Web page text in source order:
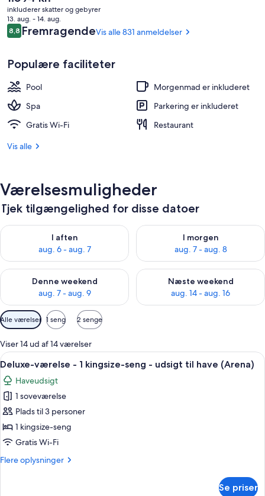
nuværende
pris
er
1.094 kr.
inkluderer skatter og gebyrer
13. aug. - 14. aug.
Anmeldelser
8,88,8 ud af 10.
FremragendeVis alle 831 anmeldelser
Populære faciliteter
Pool
Morgenmad er inkluderet
Spa
Parkering er inkluderet
Gratis Wi-Fi
Restaurant
Vis alle
Værelsesmuligheder
Tjek tilgængelighed for disse datoer
I aften
aug. 6 - aug. 7
Tjek tilgængelighed for i aften aug. 6 - aug. 7
I morgen
aug. 7 - aug. 8
Tjek tilgængelighed for i
Denne weekend
aug. 7 - aug. 9
Tjek tilgængelighed for denne weekend aug. 7 - aug. 9
Næste weekend
aug. 14 - aug. 16
Tjek tilgængelighed for næste
Tilgængelige
filtre
for
værelser
Alle værelser 1 seng 2 senge
Viser 14 ud af 14 værelser
Indlæs
alle
billeder
af
Deluxe-
værelse
-
kingsize-
Et soveværelse med en seng, et
3
Deluxe-værelse - 1 kingsize-seng - udsigt til have (Arena)
Haveudsigt
1 soveværelse
Plads til 3 personer
1 kingsize-seng
Gratis Wi-Fi
Flere oplysninger
Flere
Se priser